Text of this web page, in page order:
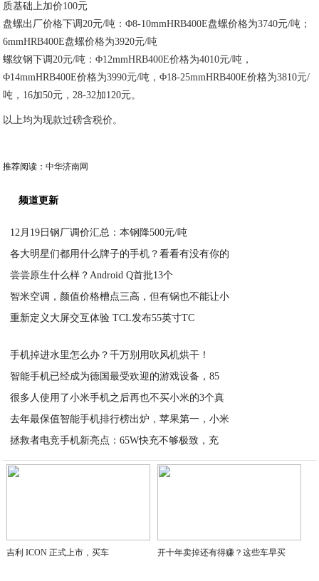
质基础上加价100元
盘螺出厂价格下调20元/吨：Φ8-10mmHRB400E盘螺价格为3740元/吨；
6mmHRB400E盘螺价格为3920元/吨
螺纹钢下调20元/吨：Φ12mmHRB400E价格为4010元/吨，
Φ14mmHRB400E价格为3990元/吨，Φ18-25mmHRB400E价格为3810元/
吨，16加50元，28-32加120元。
以上均为现款过磅含税价。
推荐阅读：中华济南网
频道更新
12月19日钢厂调价汇总：本钢降500元/吨
各大明星们都用什么牌子的手机？看看有没有你的
尝尝原生什么样？Android Q首批13个
智米空调，颜值价格槽点三高，但有锅也不能让小
重新定义大屏交互体验 TCL发布55英寸TC
手机掉进水里怎么办？千万别用吹风机烘干！
智能手机已经成为德国最受欢迎的游戏设备，85
很多人使用了小米手机之后再也不买小米的3个真
去年最保值智能手机排行榜出炉，苹果第一，小米
拯救者电竞手机新亮点：65W快充不够极致，充
2020-07-17
吉利 ICON 正式上市，买车 开十年卖掉还有得赚？这些车早买